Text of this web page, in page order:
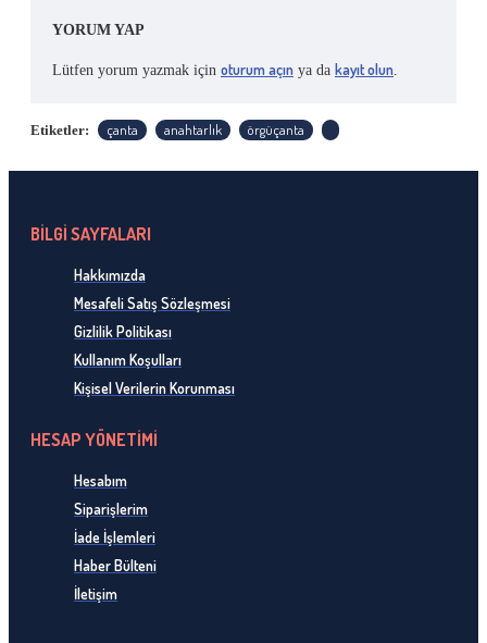
YORUM YAP
Lütfen yorum yazmak için oturum açın ya da kayıt olun
Etiketler: çanta anahtarlık örgüçanta
BİLGİ SAYFALARI
Hakkımızda
Mesafeli Satış Sözleşmesi
Gizlilik Politikası
Kullanım Koşulları
Kişisel Verilerin Korunması
HESAP YÖNETİMİ
Hesabım
Siparişlerim
İade İşlemleri
Haber Bülteni
İletişim